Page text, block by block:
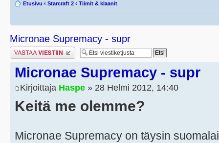
Etusivu ‹ Starcraft 2 ‹ Tiimit & klaanit
Micronae Supremacy - supr
Lähetä vastaus
Micronae Supremacy - supr
Kirjoittaja Haspe » 28 Helmi 2012, 14:40
Keitä me olemme?
Micronae Supremacy on täysin